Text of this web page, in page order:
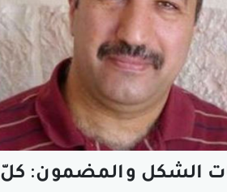
الشكل والمضمون: كلّ